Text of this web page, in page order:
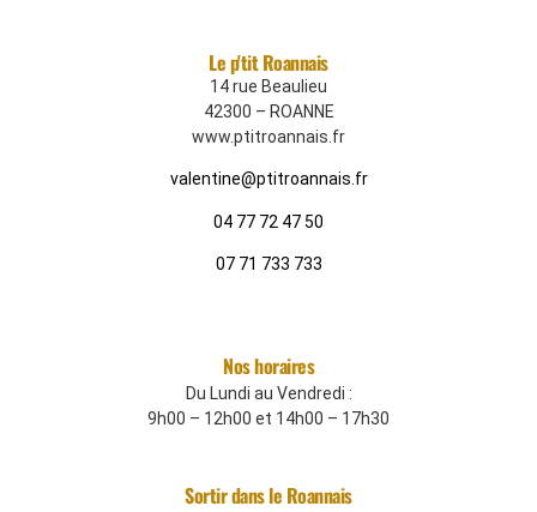
Le p'tit Roannais
14 rue Beaulieu
42300 – ROANNE
www.ptitroannais.fr
valentine@ptitroannais.fr
04 77 72 47 50
07 71 733 733
Nos horaires
Du Lundi au Vendredi :
9h00 – 12h00 et 14h00 – 17h30
Sortir dans le Roannais